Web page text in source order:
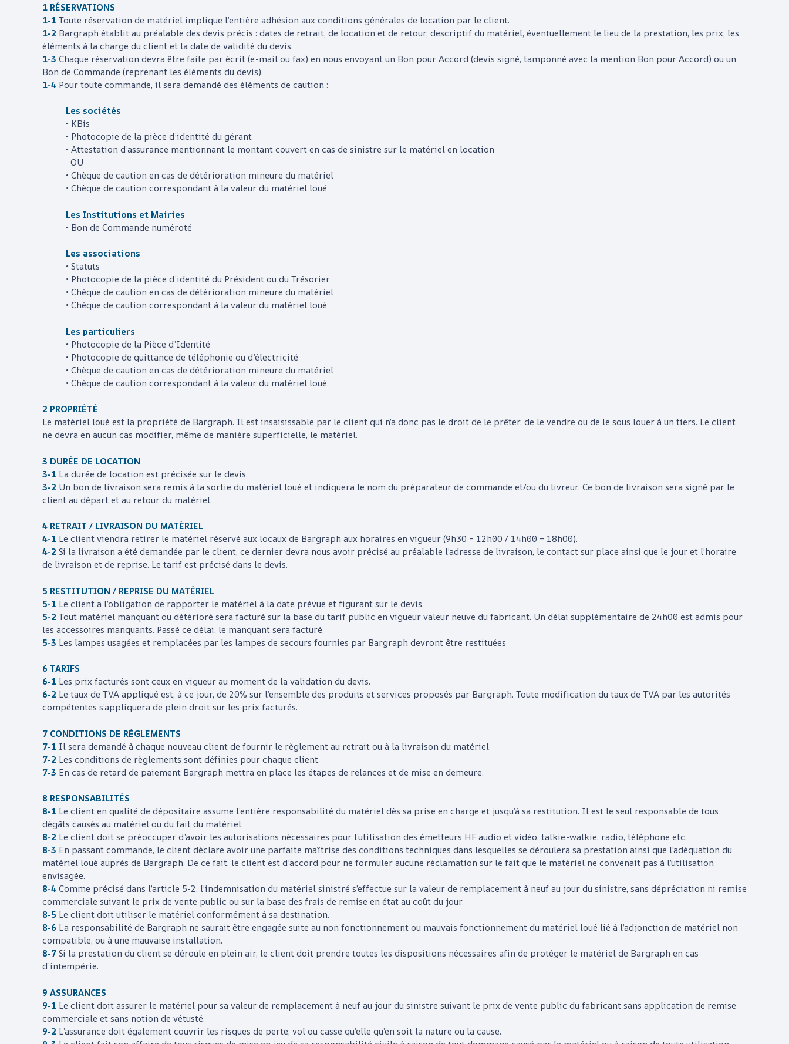
1 RÉSERVATIONS
1-1Toute réservation de matériel implique l’entière adhésion aux conditions générales de location par le client.
1-2 Bargraphétablit au préalable des devis précis : dates de retrait, de location et de retour, descriptif du matériel, éventuellement le lieu de la prestation, les prix, les
éléments à la charge du client et la date de validité du devis.
1-3 Chaque réservation devra être faite par écrit (e-mail ou fax) en nous envoyant un Bon pour Accord (devis signé, tamponné avec la mention Bon pour Accord) ou un
Bon de Commande (reprenant les éléments du devis).
1-4 Pour toute commande, il sera demandé des éléments de caution :
Les sociétés
• KBis
• Photocopie de la pièce d’identité du gérant
• Attestation d’assurance mentionnant le montant couvert en cas de sinistre sur le matériel en location
OU
• Chèque de caution en cas de détérioration mineure du matériel
• Chèque de caution correspondant à la valeur du matériel loué
Les Institutions et Mairies
• Bon de Commande numéroté
Les associations
• Statuts
• Photocopie de la pièce d’identité du Président ou du Trésorier
• Chèque de caution en cas de détérioration mineure du matériel
• Chèque de caution correspondant à la valeur du matériel loué
Les particuliers
• Photocopie de la Pièce d’Identité
• Photocopie de quittance de téléphonie ou d’électricité
• Chèque de caution en cas de détérioration mineure du matériel
• Chèque de caution correspondant à la valeur du matériel loué
2 PROPRIÉTÉ
Le matériel loué est la propriété de Bargraph. Il est insaisissable par le client qui n’a donc pas le droit de le prêter, de le vendre ou de le sous louer à un tiers. Le client
ne devra en aucun cas modifier, même de manière superficielle, le matériel.
3 DURÉE DE LOCATION
3-1 La durée de location est précisée sur le devis.
3-2 Un bon de livraison sera remis à la sortie du matériel loué et indiquera le nom du préparateur de commande et/ou du livreur. Ce bon de livraison sera signé par le
client au départ et au retour du matériel.
4 RETRAIT / LIVRAISON DU MATÉRIEL
4-1 Le client viendra retirer le matériel réservé aux locaux de Bargraphaux horaires en vigueur (9h30 – 12h00 / 14h00 – 18h00).
4-2 Si la livraison a été demandée par le client, ce dernier devra nous avoir précisé au préalable l’adresse de livraison, le contact sur place ainsi que le jour et l’horaire
de livraison et de reprise. Le tarif est précisé dans le devis.
5 RESTITUTION / REPRISE DU MATÉRIEL
5-1 Le client a l’obligation de rapporter le matériel à la date prévue et figurant sur le devis.
5-2 Tout matériel manquant ou détérioré sera facturé sur la base du tarif public en vigueur valeur neuve du fabricant. Un délai supplémentaire de 24h00 est admis pour
les accessoires manquants. Passé ce délai, le manquant sera facturé.
5-3 Les lampes usagées et remplacées par les lampes de secours fournies par Bargraphdevront être restituées
6 TARIFS
6-1 Les prix facturés sont ceux en vigueur au moment de la validation du devis.
6-2 Le taux de TVA appliqué est, à ce jour, de 20% sur l’ensemble des produits et services proposés par Bargraph. Toute modification du taux de TVA par les autorités
compétentes s’appliquera de plein droit sur les prix facturés.
7 CONDITIONS DE RÈGLEMENTS
7-1 Il sera demandé à chaque nouveau client de fournir le règlement au retrait ou à la livraison du matériel.
7-2 Les conditions de règlements sont définies pour chaque client.
7-3 En cas de retard de paiement Bargraph mettra en place les étapes de relances et de mise en demeure.
8 RESPONSABILITÉS
8-1 Le client en qualité de dépositaire assume l’entière responsabilité du matériel dès sa prise en charge et jusqu’à sa restitution. Il est le seul responsable de tous
dégâts causés au matériel ou du fait du matériel.
8-2 Le client doit se préoccuper d’avoir les autorisations nécessaires pour l’utilisation des émetteurs HF audio et vidéo, talkie-walkie, radio, téléphone etc.
8-3 En passant commande, le client déclare avoir une parfaite maîtrise des conditions techniques dans lesquelles se déroulera sa prestation ainsi que l’adéquation du
matériel loué auprès de Bargraph. De ce fait, le client est d’accord pour ne formuler aucune réclamation sur le fait que le matériel ne convenait pas à l’utilisation
envisagée.
8-4Comme précisé dans l’article 5-2, l’indemnisation du matériel sinistré s’effectue sur la valeur de remplacement à neuf au jour du sinistre, sans dépréciation ni remise
commerciale suivant le prix de vente public ou sur la base des frais de remise en état au coût du jour.
8-5 Le client doit utiliser le matériel conformément à sa destination.
8-6 La responsabilité de Bargraph ne saurait être engagée suite au non fonctionnement ou mauvais fonctionnement du matériel loué lié à l’adjonction de matériel non
compatible, ou à une mauvaise installation.
8-7Si la prestation du client se déroule en plein air, le client doit prendre toutes les dispositions nécessaires afin de protéger le matériel de Bargraphen cas
d’intempérie.
9 ASSURANCES
9-1 Le client doit assurer le matériel pour sa valeur de remplacement à neuf au jour du sinistre suivant le prix de vente public du fabricant sans application de remise
commerciale et sans notion de vétusté.
9-2 L’assurance doit également couvrir les risques de perte, vol ou casse qu’elle qu’en soit la nature ou la cause.